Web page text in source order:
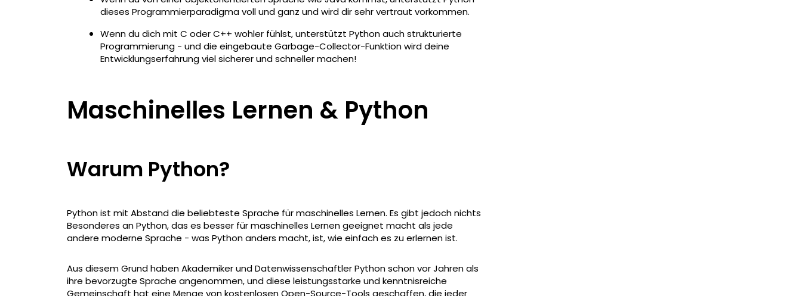
dieses Programmierparadigma voll und ganz und wird dir sehr vertraut vorkommen.
Wenn du dich mit C oder C++ wohler fühlst, unterstützt Python auch strukturierte
Programmierung - und die eingebaute Garbage-Collector-Funktion wird deine
Entwicklungserfahrung viel sicherer und schneller machen!
Maschinelles Lernen & Python
Warum Python?
Python ist mit Abstand die beliebteste Sprache für maschinelles Lernen. Es gibt jedoch nichts
Besonderes an Python, das es besser für maschinelles Lernen geeignet macht als jede
andere moderne Sprache - was Python anders macht, ist, wie einfach es zu erlernen ist.
Aus diesem Grund haben Akademiker und Datenwissenschaftler Python schon vor Jahren als
ihre bevorzugte Sprache angenommen, und diese leistungsstarke und kenntnisreiche
Gemeinschaft hat eine Menge von kostenlosen Open-Source-Tools geschaffen, die jeder